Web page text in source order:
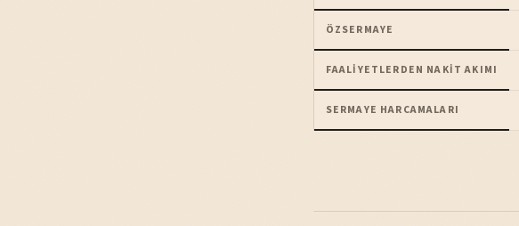
ÖZSERMAYE
FAALIYETLERDEN NAKIT AKIMI
SERMAYE HARCAMALARI